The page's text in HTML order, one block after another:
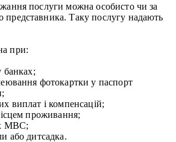
послуги можна особисто чи за
представника. Таку послугу надають
при:
банках;
фотокартки у паспорт
виплат і компенсацій;
проживання;
МВС;
або дитсадка.